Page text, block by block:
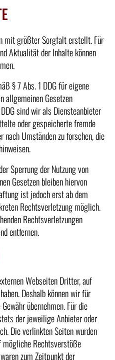
mit größter Sorgfalt erstellt. Für
Aktualität der Inhalte können
§ 7 Abs. 1 DDG für eigene
allgemeinen Gesetzen
sind wir als Diensteanbieter
oder gespeicherte fremde
nach Umständen zu forschen, die
Sperrung der Nutzung von
Gesetzen bleiben hiervon
ist jedoch erst ab dem
Rechtsverletzung möglich.
Rechtsverletzungen
entfernen.
Webseiten Dritter, auf
Deshalb können wir für
übernehmen. Für die
der jeweilige Anbieter oder
Die verlinkten Seiten wurden
Rechtsverstöße
zum Zeitpunkt der